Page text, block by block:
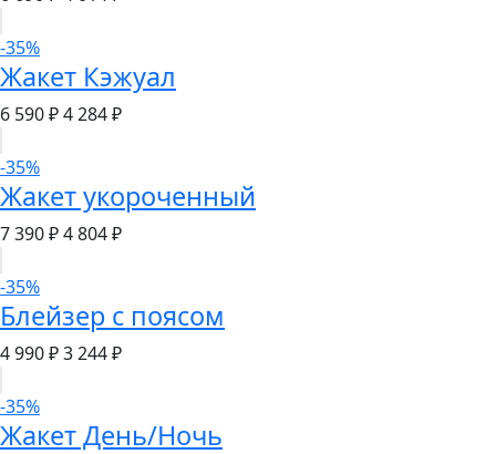
-35%
Жакет Кэжуал
6 590 ₽4 284 ₽
-35%
Жакет укороченный
7 390 ₽4 804 ₽
-35%
Блейзер с поясом
4 990 ₽3 244 ₽
-35%
Жакет День/Ночь